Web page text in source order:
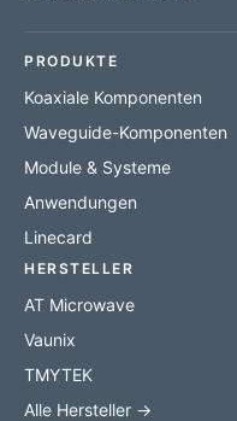
PRODUKTE
Koaxiale Komponenten
Waveguide-Komponenten
Module & Systeme
Anwendungen
Linecard
HERSTELLER
AT Microwave
Vaunix
TMYTEK
Alle Hersteller →